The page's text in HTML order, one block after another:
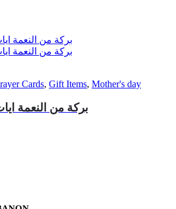
Cards, Gift Items, Mother's day
101 بركة من النعمة